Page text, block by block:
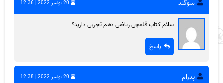
سوگند 20 نوامبر 2022 | 12:36
سلام کتاب قلمچی ریاضی دهم تجربی دارید؟
پاسخ
پدرام 20 نوامبر 2022 | 12:38